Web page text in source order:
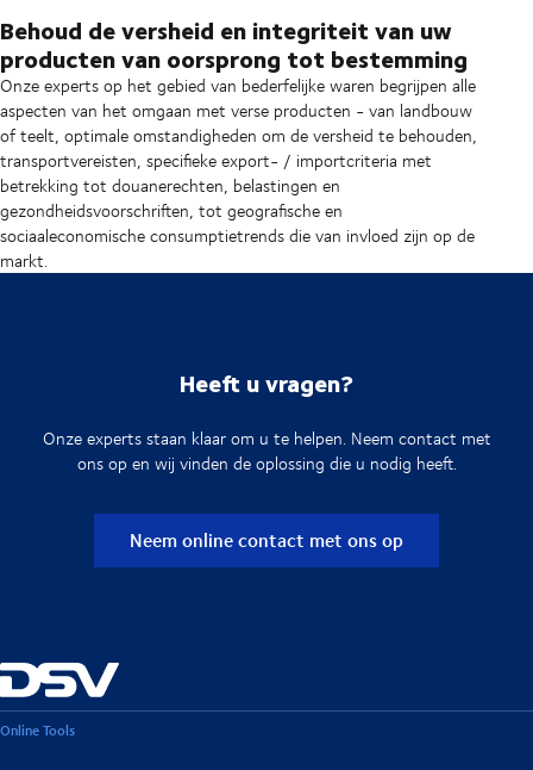
Behoud de versheid en integriteit van uw
producten van oorsprong tot bestemming
Onze experts op het gebied van bederfelijke waren begrijpen alle
aspecten van het omgaan met verse producten - van landbouw
of teelt, optimale omstandigheden om de versheid te behouden,
transportvereisten, specifieke export- / importcriteria met
betrekking tot douanerechten, belastingen en
gezondheidsvoorschriften, tot geografische en
sociaaleconomische consumptietrends die van invloed zijn op de
markt.
Heeft u vragen?
Onze experts staan klaar om u te helpen. Neem contact met
ons op en wij vinden de oplossing die u nodig heeft.
Neem online contact met ons op
Online Tools